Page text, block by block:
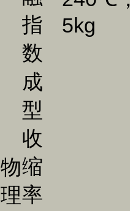
物
理
指
数
5kg
成
型
收
缩
率